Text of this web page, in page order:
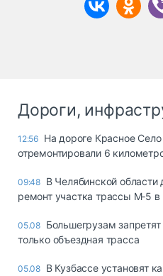
Дороги,
12:56 На дороге Красное Село
отремонтировали 6
09:48 В Челябинской
ремонт участка трассы М‑5
05.08 Большегрузам
только объездная трасса
05.08 В Кузбассе установят